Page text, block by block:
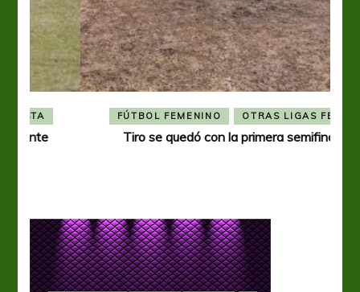
FÚTBOL FEMENINO OTRAS LIGAS FEM
Tiro se quedó con la primera semifinal